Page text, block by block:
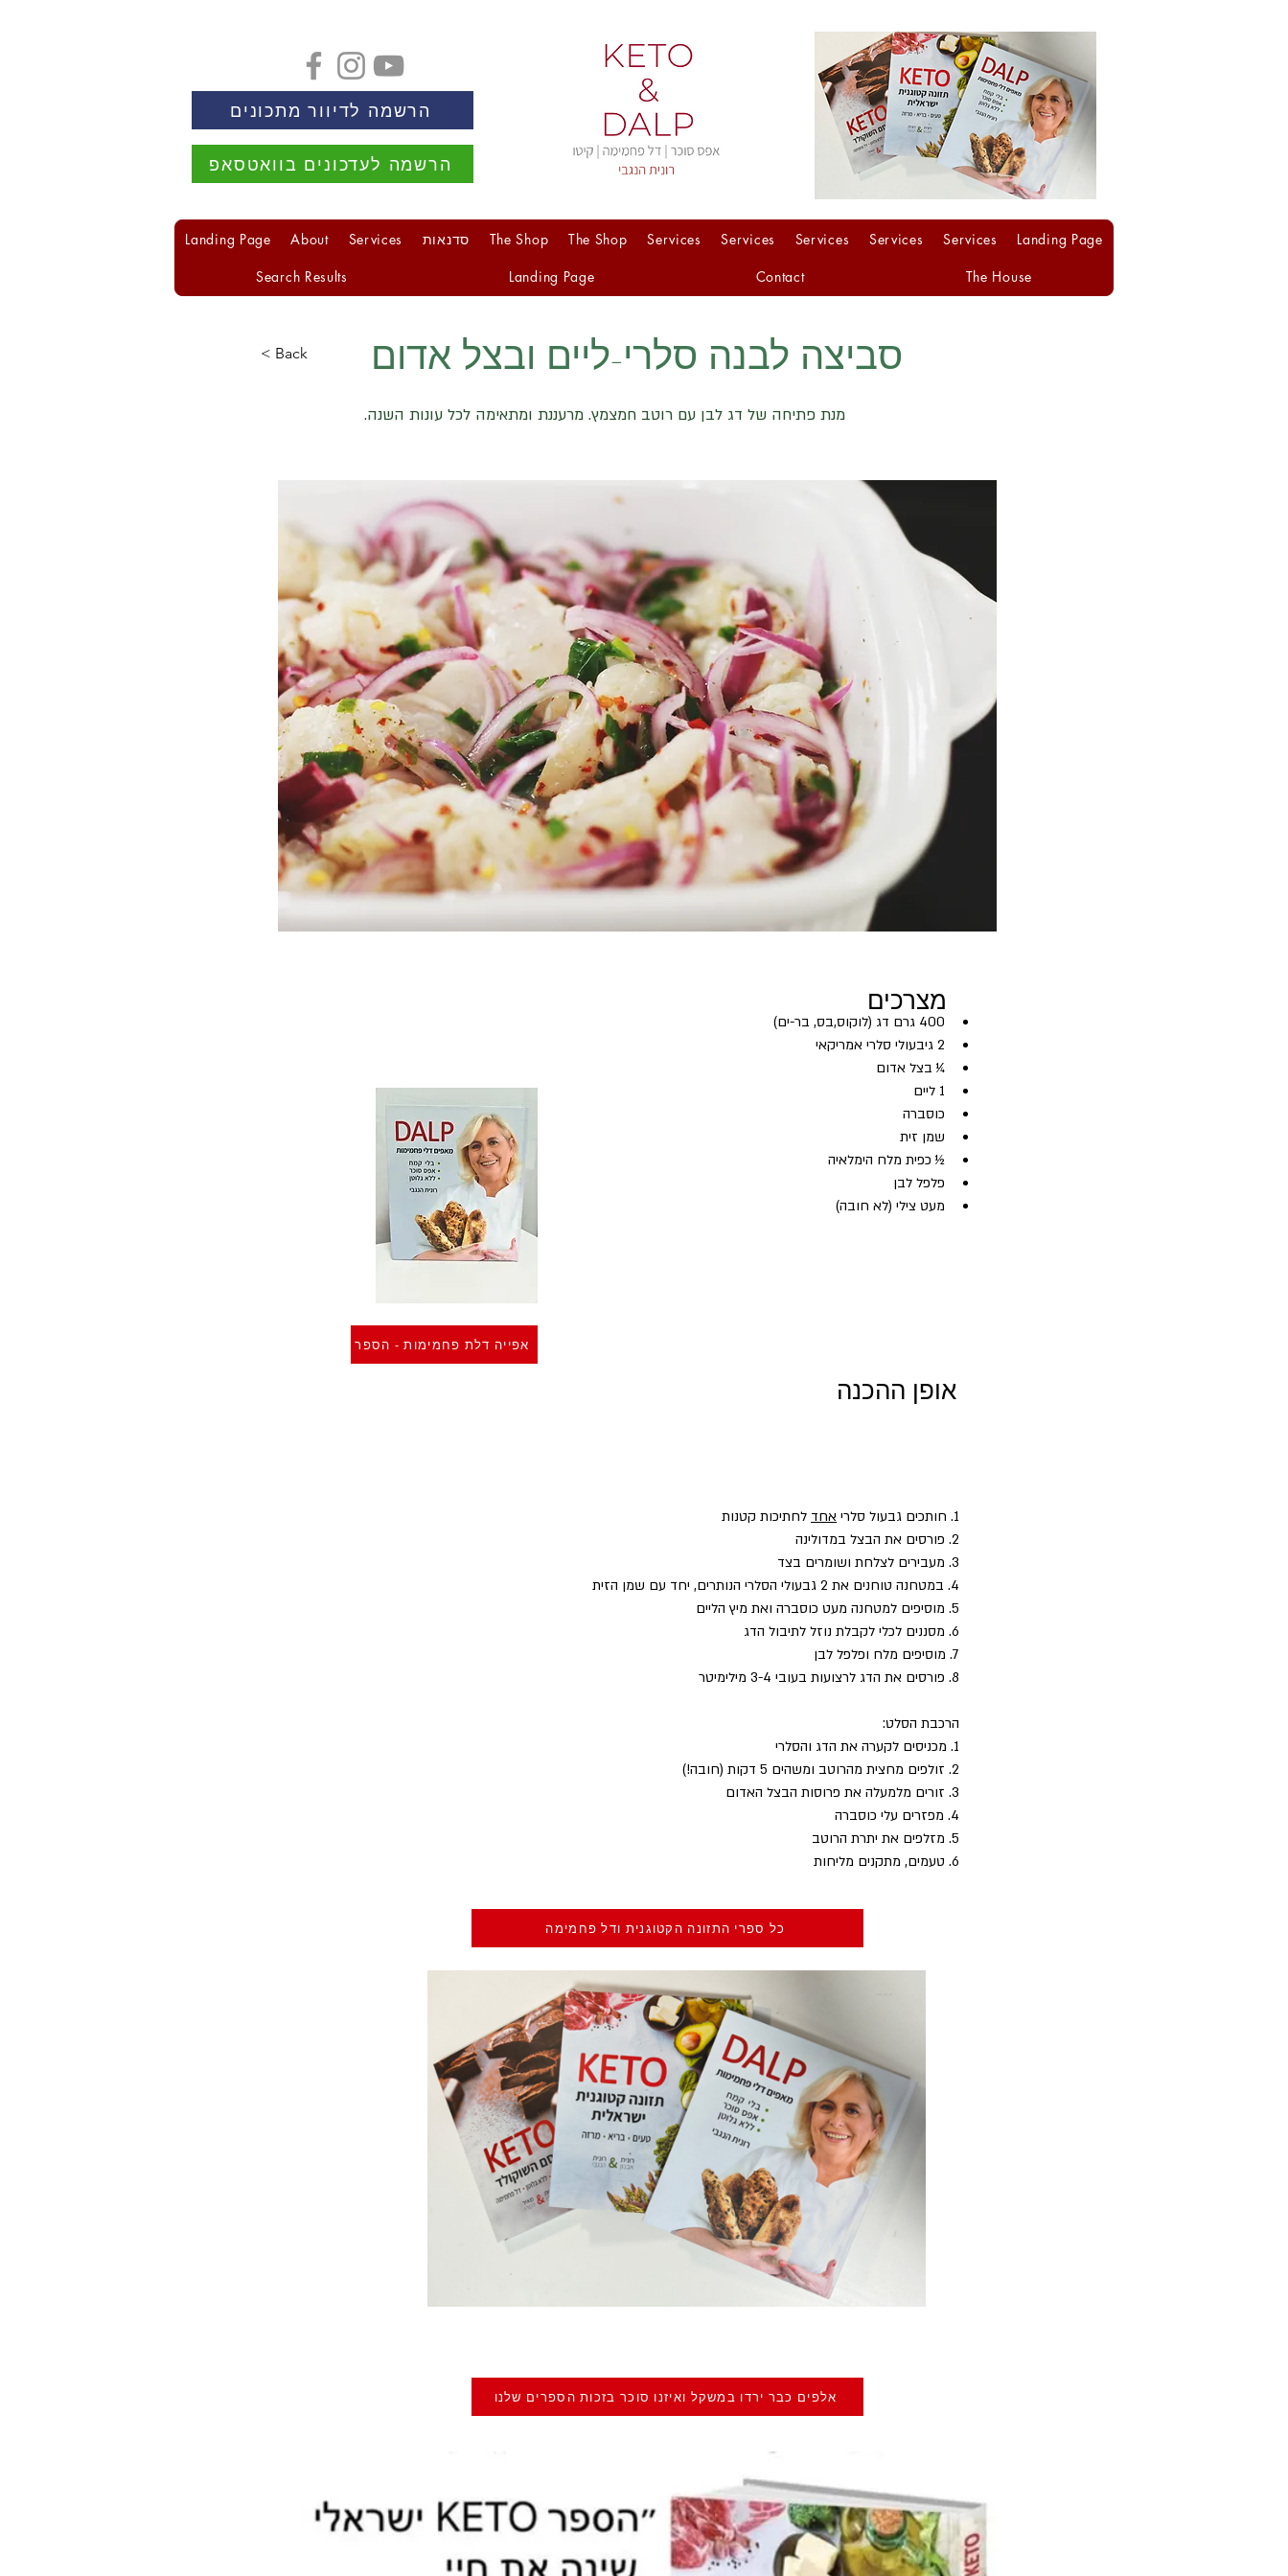
הרשמה לדיוור מתכונים
הרשמה לעדכונים בוואטסאפ
Landing Page
Services
Services
Services
Services
Services
The Shop
The Shop סדנאות Services
About
Landing Page
The House
Contact
Landing Page
Search Results
< Back סביצה לבנה סלרי-ליים ובצל אדום
מנת פתיחה של דג לבן עם רוטב חמצמץ. מרעננת ומתאימה לכל עונות השנה.
מצרכים
400 גרם דג (לוקוס,בס, בר-ים)
2 גיבעולי סלרי אמריקאי
¼ בצל אדום
1 ליים
כוסברה
שמן זית
½ כפית מלח הימלאיה
פלפל לבן
מעט צילי (לא חובה)
אפייה דלת פחמימות - הספר
אופן ההכנה
1. חותכים גבעול סלרי אחד לחתיכות קטנות
2. פורסים את הבצל במדולינה
3. מעבירים לצלחת ושומרים בצד
4. במטחנה טוחנים את 2 גבעולי הסלרי הנותרים, יחד עם שמן הזית
5. מוסיפים למטחנה מעט כוסברה ואת מיץ הליים
6. מסננים לכלי לקבלת נוזל לתיבול הדג
7. מוסיפים מלח ופלפל לבן
8. פורסים את הדג לרצועות בעובי 3-4 מילימיטר
הרכבת הסלט:
1. מכניסים לקערה את הדג והסלרי
2. זולפים מחצית מהרוטב ומשהים 5 דקות (חובה!)
3. זורים מלמעלה את פרוסות הבצל האדום
4. מפזרים עלי כוסברה
5. מזלפים את יתרת הרוטב
6. טעמים, מתקנים מליחות
כל ספרי התזונה הקטוגנית ודל פחמימה
אלפים כבר ירדו במשקל ואיזנו סוכר בזכות הספרים שלנו